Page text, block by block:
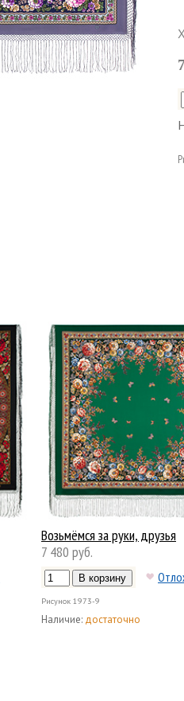
Возьмёмся за руки, друзья
7 480 руб.
Рисунок 1973-9
Наличие: достаточно